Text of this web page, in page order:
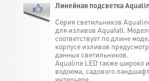
Линейная подсветка
Серия светильников
для изливов Aquafall.
соответствует по длине
корпусе изливов
данных светильников.
Aqualine LED также широко
водоема, садового
интерьере.